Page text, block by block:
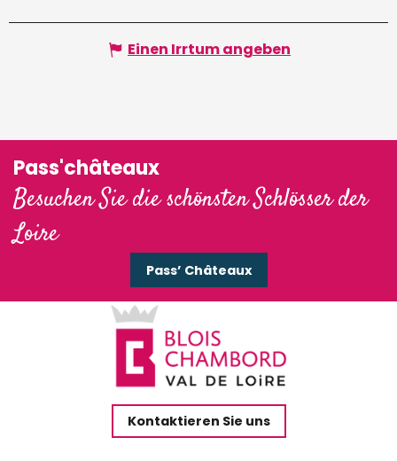
Einen Irrtum angeben
Pass'châteaux
Besuchen Sie die schönsten Schlösser der
Loire
Pass’ Châteaux
Kontaktieren Sie uns